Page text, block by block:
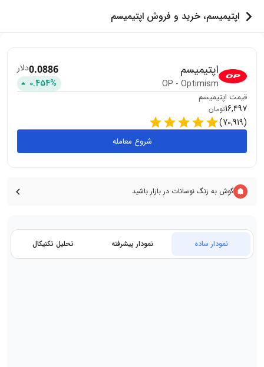
اپتیمیسم، خرید و فروش اپتیمیسم
اپتیمیسم
OP - Optimism
0.0886دلار
0.454%
قیمت اپتیمیسم
16,497تومان
(
70,919
)
شروع معامله
گوش به زنگ نوسانات در بازار باشید
نمودار ساده نمودار پیشرفته تحلیل تکنیکال